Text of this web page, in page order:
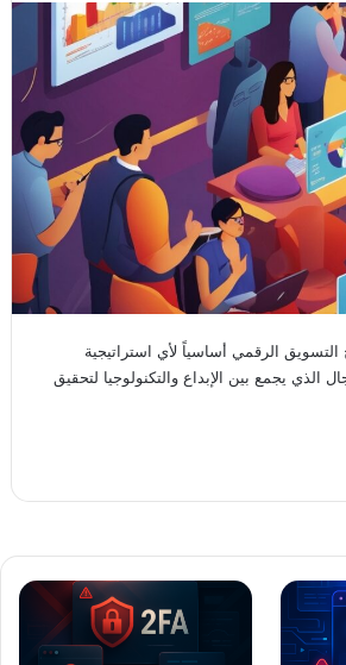
الرقمي أساسياً لأي استراتيجية
الذي يجمع بين الإبداع والتكنولوجيا لتحقيق